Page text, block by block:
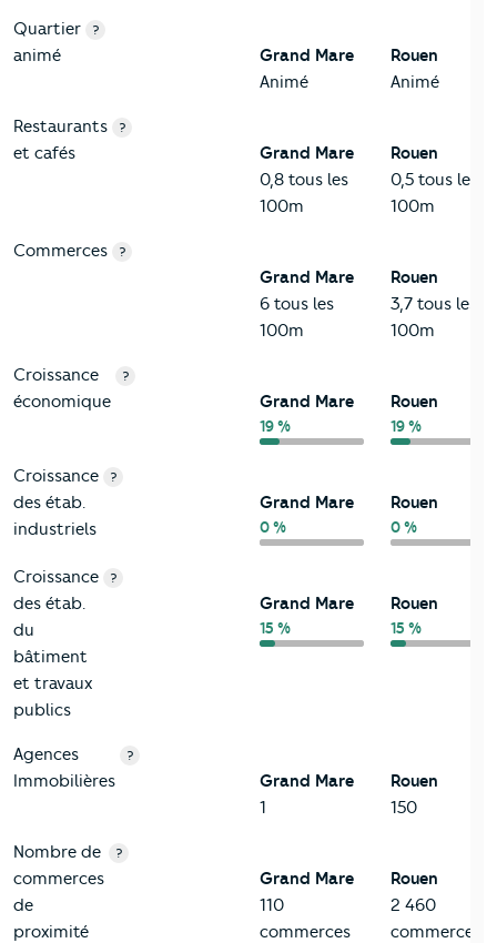
Quartier
animé
?
Grand Mare
Animé
Rouen
Animé
Restaurants
et cafés
?
Grand Mare
0,8 tous les
100m
Rouen
0,5 tous les
100m
Commerces ?
Grand Mare
6 tous les
100m
Rouen
3,7 tous les
100m
Croissance
économique
?
Grand Mare
19 %
Rouen
19 %
Croissance
des étab.
industriels
?
Grand Mare
0 %
Rouen
0 %
Croissance
des étab.
du
bâtiment
et travaux
publics
?
Grand Mare
15 %
Rouen
15 %
Agences
Immobilières
?
Grand Mare
1
Rouen
150
Nombre de
commerces
de
proximité
?
Grand Mare
110
commerces
Rouen
2 460
commerces